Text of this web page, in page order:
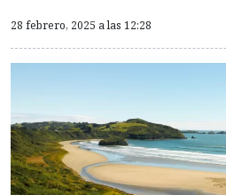
28 febrero, 2025 a las 12:28